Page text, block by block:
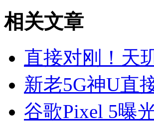
相关文章
直接对刚！天
新老5G神U直
谷歌Pixel 5曝